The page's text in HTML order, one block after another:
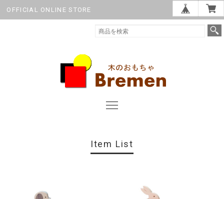
OFFICIAL ONLINE STORE
Item List